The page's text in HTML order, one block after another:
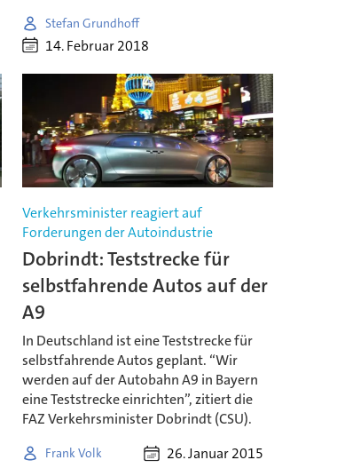
Stefan Grundhoff
14. Februar 2018
Verkehrsminister reagiert auf
Forderungen der Autoindustrie
Dobrindt: Teststrecke für
selbstfahrende Autos auf der
A9
In Deutschland ist eine Teststrecke für
selbstfahrende Autos geplant. “Wir
werden auf der Autobahn A9 in Bayern
eine Teststrecke einrichten”, zitiert die
FAZ Verkehrsminister Dobrindt (CSU).
Frank Volk 26. Januar 2015